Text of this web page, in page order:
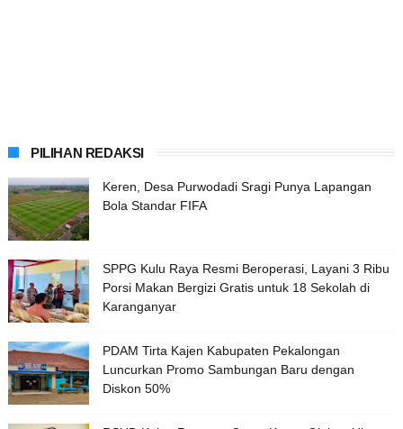
PILIHAN REDAKSI
Keren, Desa Purwodadi Sragi Punya Lapangan
Bola Standar FIFA
SPPG Kulu Raya Resmi Beroperasi, Layani 3 Ribu
Porsi Makan Bergizi Gratis untuk 18 Sekolah di
Karanganyar
PDAM Tirta Kajen Kabupaten Pekalongan
Luncurkan Promo Sambungan Baru dengan
Diskon 50%